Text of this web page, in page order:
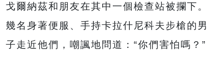
戈爾納茲和朋友在其中一個檢查站被攔下。
幾名身著便服、手持卡拉什尼科夫步槍的男
子走近他們，嘲諷地問道：“你們害怕嗎？”